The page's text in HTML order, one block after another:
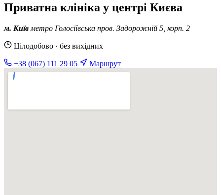
Приватна клініка у центрі Києва
м. Київ метро Голосіївська пров. Задорожній 5, корп. 2
Цілодобово · без вихідних
+38 (067) 111 29 05 Маршрут